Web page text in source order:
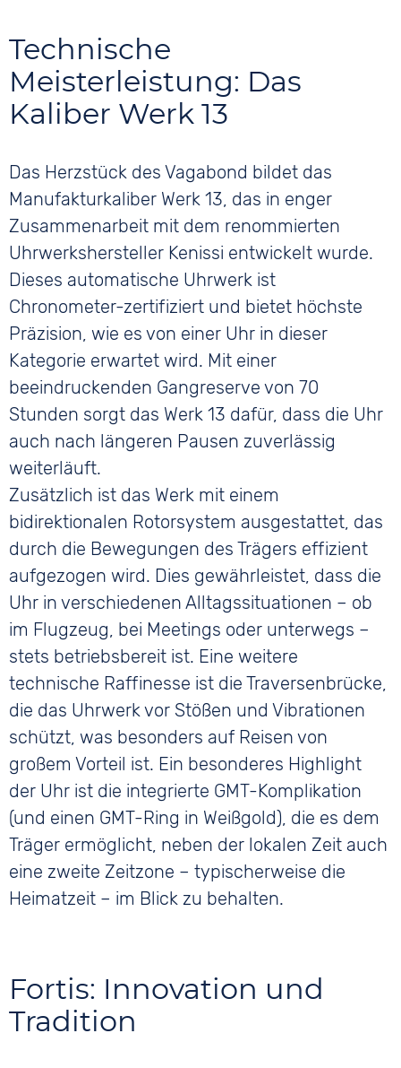
Technische
Meisterleistung: Das
Kaliber Werk 13
Das Herzstück des Vagabond bildet das
Manufakturkaliber Werk 13, das in enger
Zusammenarbeit mit dem renommierten
Uhrwerkshersteller Kenissi entwickelt wurde.
Dieses automatische Uhrwerk ist
Chronometer-zertifiziert und bietet höchste
Präzision, wie es von einer Uhr in dieser
Kategorie erwartet wird. Mit einer
beeindruckenden Gangreserve von 70
Stunden sorgt das Werk 13 dafür, dass die Uhr
auch nach längeren Pausen zuverlässig
weiterläuft.
Zusätzlich ist das Werk mit einem
bidirektionalen Rotorsystem ausgestattet, das
durch die Bewegungen des Trägers effizient
aufgezogen wird. Dies gewährleistet, dass die
Uhr in verschiedenen Alltagssituationen – ob
im Flugzeug, bei Meetings oder unterwegs –
stets betriebsbereit ist. Eine weitere
technische Raffinesse ist die Traversenbrücke,
die das Uhrwerk vor Stößen und Vibrationen
schützt, was besonders auf Reisen von
großem Vorteil ist. Ein besonderes Highlight
der Uhr ist die integrierte GMT-Komplikation
(und einen GMT-Ring in Weißgold), die es dem
Träger ermöglicht, neben der lokalen Zeit auch
eine zweite Zeitzone – typischerweise die
Heimatzeit – im Blick zu behalten.
Fortis: Innovation und
Tradition